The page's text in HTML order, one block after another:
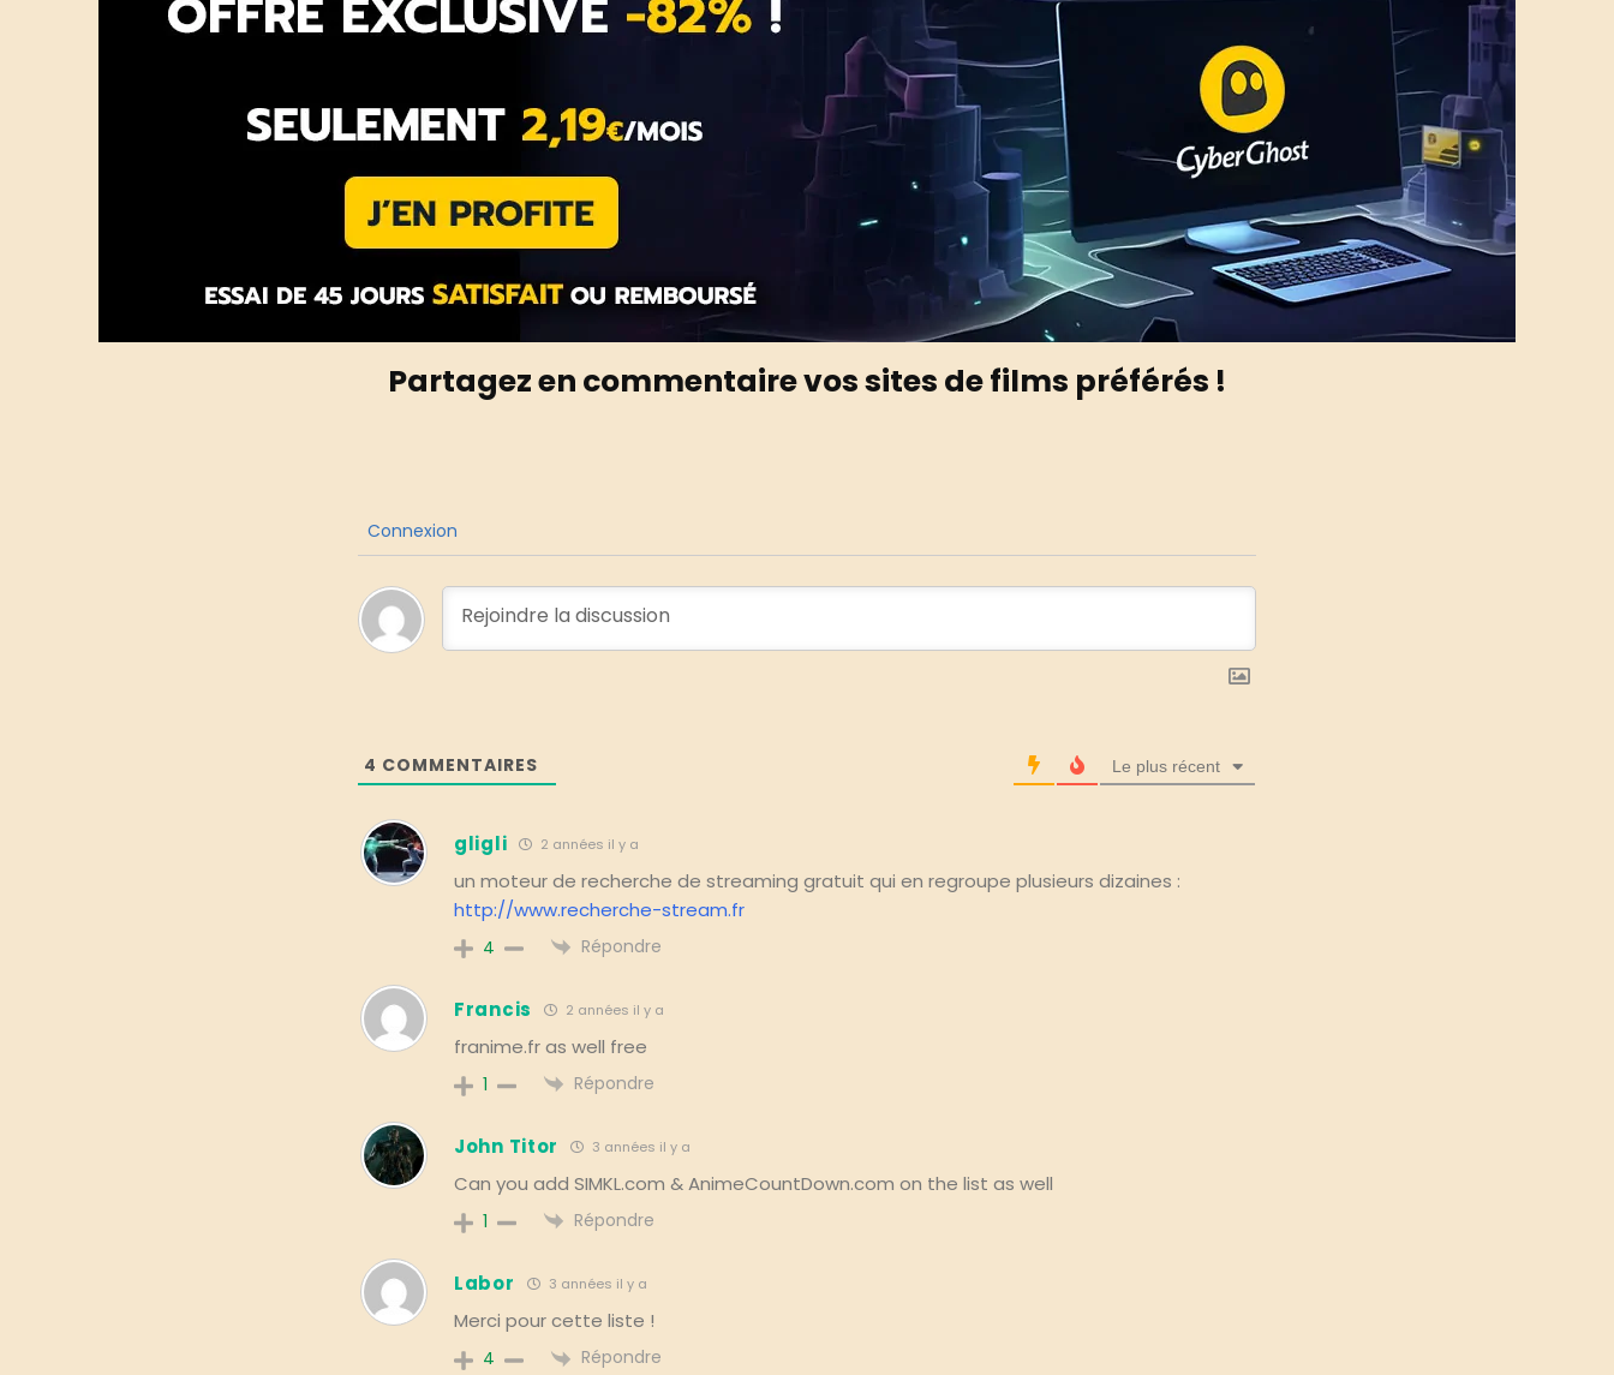
Partagez en commentaire vos sites de films préférés !
Connexion
4 COMMENTAIRES Le plus récent
gligli 2 années il y a
un moteur de recherche de streaming gratuit qui en regroupe plusieurs dizaines :
http://www.recherche-stream.fr
4 Répondre
Francis 2 années il y a
franime.fr as well free
1 Répondre
John Titor 3 années il y a
Can you add SIMKL.com & AnimeCountDown.com on the list as well
1 Répondre
Labor 3 années il y a
Merci pour cette liste !
4 Répondre